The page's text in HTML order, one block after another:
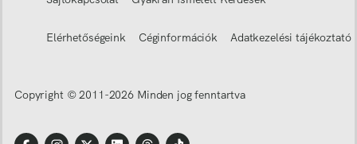
Elérhetőségeink Céginformációk Adatkezelési tájékoztató
Copyright © 2011-2026 Minden jog fenntartva